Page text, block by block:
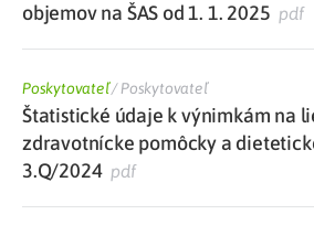
objemov na ŠAS od 1. 1. 2025 pdf
Poskytovateľ/Poskytovateľ
Štatistické údaje k výnimkám na
zdravotnícke pomôcky a
3.Q/2024pdf